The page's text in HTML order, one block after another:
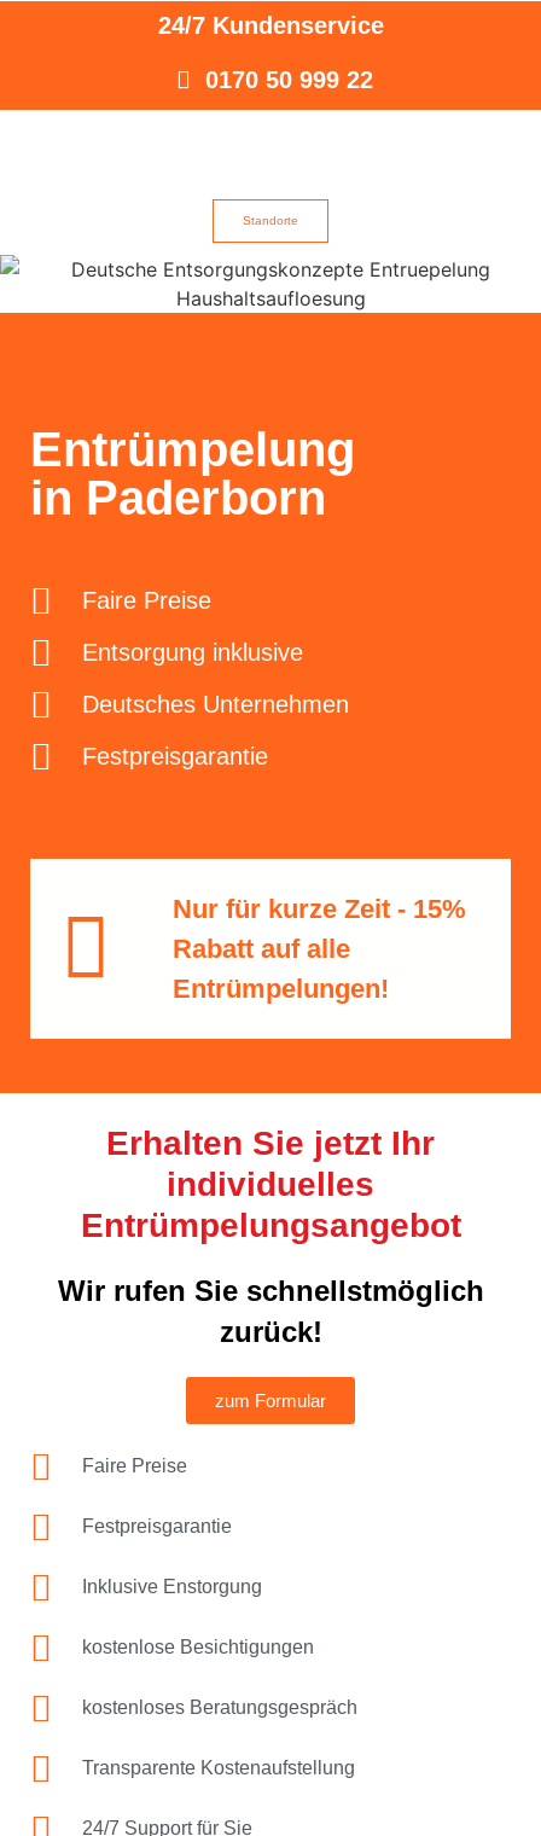
24/7 Kundenservice
0170 50 999 22
Standorte
Entrümpelung
in Paderborn
Faire Preise
Entsorgung inklusive
Deutsches Unternehmen
Festpreisgarantie
Nur für kurze Zeit - 15%
Rabatt​ auf alle
Entrümpelungen!
Erhalten Sie jetzt Ihr
individuelles
Entrümpelungsangebot
Wir rufen Sie schnellstmöglich
zurück!
zum Formular
Faire Preise
Festpreisgarantie
Inklusive Enstorgung
kostenlose Besichtigungen
kostenloses Beratungsgespräch
Transparente Kostenaufstellung
24/7 Support für Sie